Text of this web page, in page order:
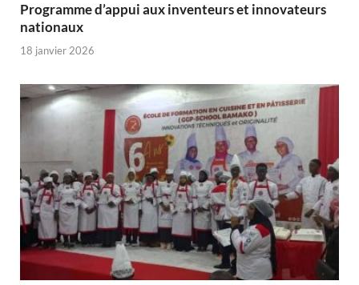
Programme d’appui aux inventeurs et innovateurs
nationaux
18 janvier 2026